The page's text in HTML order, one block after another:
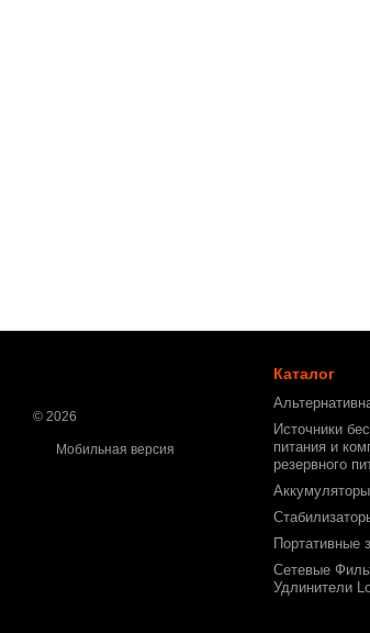
© 2026
Мобильная версия
Каталог
Источники
питания и
резервного
Аккумуляторы
Портативные
Сетевые
Удлинители